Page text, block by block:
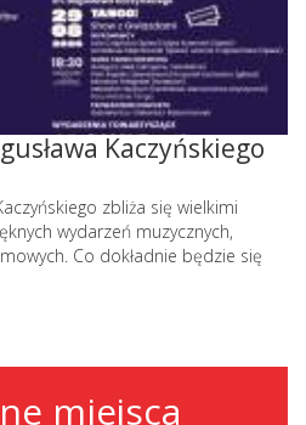
Kaczyńskiego
zbliża się wielkimi
wydarzeń muzycznych,
Co dokładnie będzie się
miejsca